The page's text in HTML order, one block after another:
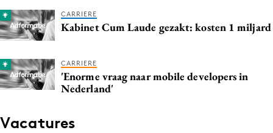
Martech
Media
Merkstrategie
PR
Programmatic
Reputatie & crisis
CARRIERE
Kabinet Cum Laude gezakt: kosten 1 miljard
CARRIERE
'Enorme vraag naar mobile developers in
Nederland'
Vacatures